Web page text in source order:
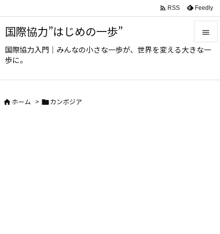
国際協力”はじめの一歩”
国際協力入門｜みんなの小さな一歩が、世界を変える大きな一
歩に。



 RSS Feedly
ホーム > カンボジア